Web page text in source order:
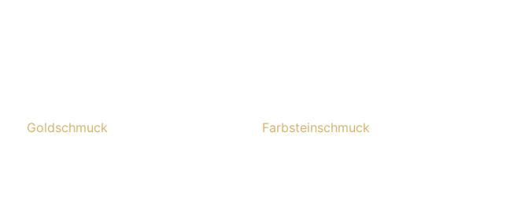
Goldschmuck Farbsteinschmuck